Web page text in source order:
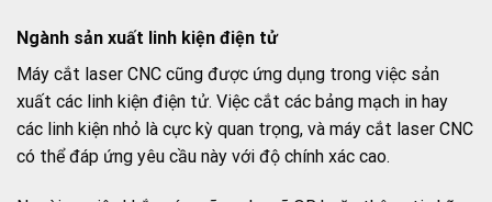
Ngành sản xuất linh kiện điện tử
Máy cắt laser CNC cũng được ứng dụng trong việc sản
xuất các linh kiện điện tử. Việc cắt các bảng mạch in hay
các linh kiện nhỏ là cực kỳ quan trọng, và máy cắt laser CNC
có thể đáp ứng yêu cầu này với độ chính xác cao.